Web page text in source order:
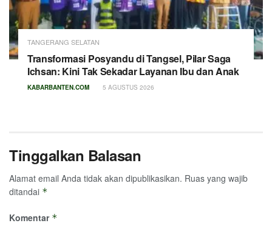
TANGERANG SELATAN
Transformasi Posyandu di Tangsel, Pilar Saga
Ichsan: Kini Tak Sekadar Layanan Ibu dan Anak
KABARBANTEN.COM 5 AGUSTUS 2026
Tinggalkan Balasan
Alamat email Anda tidak akan dipublikasikan. Ruas yang wajib
ditandai *
Komentar *